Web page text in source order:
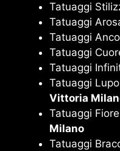
Tatuaggi
Tatuaggi
Tatuaggi
Tatuaggi
Tatuaggi
Tatuaggi
Vittoria
Tatuaggi
Milano
Tatuaggi